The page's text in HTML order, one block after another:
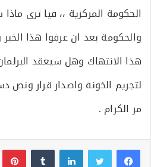
الحكومة المركزية ،، فيا ترى
والحكومة بعد ان عرفوا هذا
هذا الانتهاك وهل سيعقد
لتجريم الخونة واصدار قرار ونص
مر الكرام .
لينكدإن